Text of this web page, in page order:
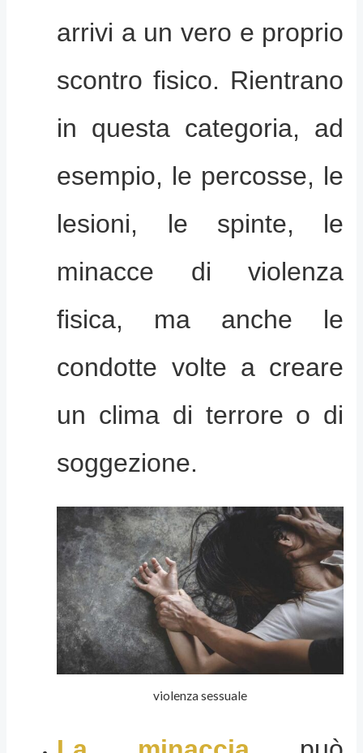
arrivi a un vero e proprio
scontro fisico. Rientrano
in questa categoria, ad
esempio, le percosse, le
lesioni, le spinte, le
minacce di violenza
fisica, ma anche le
condotte volte a creare
un clima di terrore o di
soggezione.
violenza sessuale